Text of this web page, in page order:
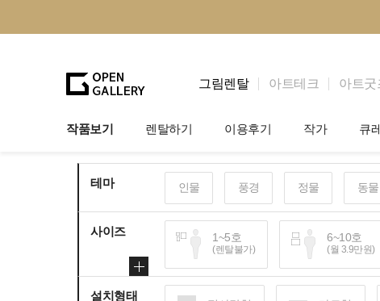
그림렌탈 아트테크 아트굿
작품보기 렌탈하기
그림렌탈
법인상담
기프트카드
이용후기
개인 고객
법인 고객
셀럽 인터뷰
작가
작가소개
작가공모
큐
제
작
그
테마 인물 풍경 정물 동물
사이즈 1~5호
(렌탈불가)
6~10호
(월 3.9만원)
설치형태